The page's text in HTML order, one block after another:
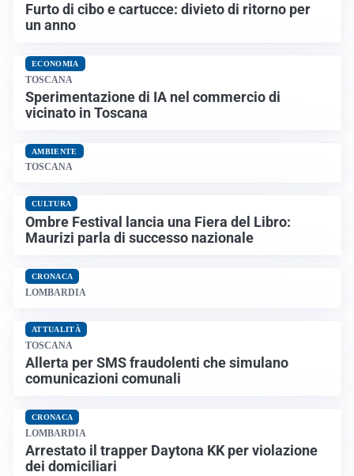
Furto di cibo e cartucce: divieto di ritorno per
un anno
ECONOMIA
TOSCANA
Sperimentazione di IA nel commercio di
vicinato in Toscana
AMBIENTE
TOSCANA
CULTURA
Ombre Festival lancia una Fiera del Libro:
Maurizi parla di successo nazionale
CRONACA
LOMBARDIA
ATTUALITÀ
TOSCANA
Allerta per SMS fraudolenti che simulano
comunicazioni comunali
CRONACA
LOMBARDIA
Arrestato il trapper Daytona KK per violazione
dei domiciliari